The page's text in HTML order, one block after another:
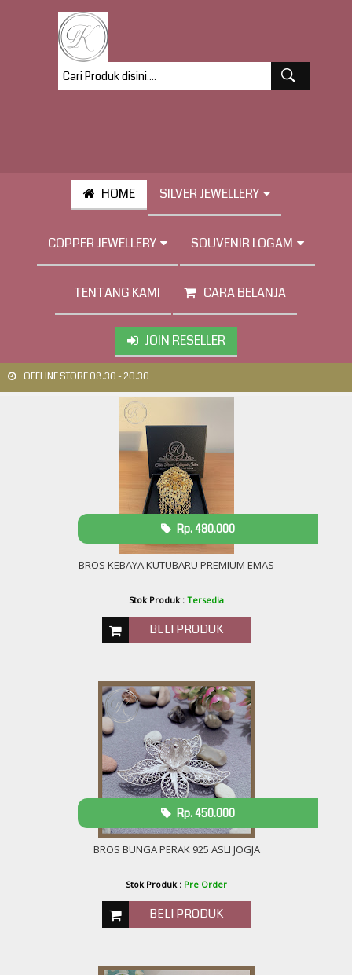
HOME SILVER JEWELLERY
COPPER JEWELLERY SOUVENIR LOGAM
TENTANG KAMI CARA BELANJA
JOIN RESELLER
OFFLINE STORE 08.30 - 20.30
BROS KEBAYA KUTUBARU PREMIUM EMAS
Rp. 480.000
Stok Produk :Tersedia
BELI PRODUK
BROS BUNGA PERAK 925 ASLI JOGJA
Rp. 450.000
Stok Produk : Pre Order
BELI PRODUK